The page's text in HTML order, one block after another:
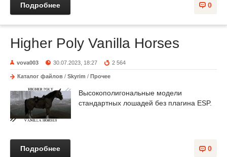
0
Подробнее
Higher Poly Vanilla Horses
vova003 30.07.2023, 18:27 2 564
Каталог файлов / Skyrim / Прочее
Высокополигональные модели
стандартных лошадей без плагина ESP.
0
Подробнее